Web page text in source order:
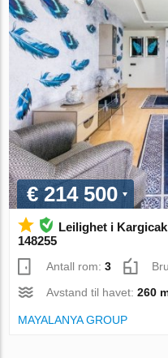
€ 214 500
Leilighet i
148255
Antall rom:3
Avstand til havet:260
MAYALANYA GROUP